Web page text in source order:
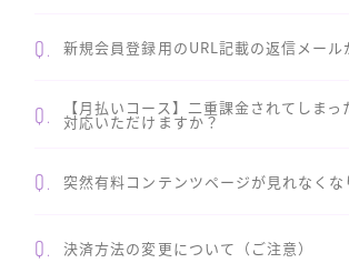
Q. 新規会員登録用のURL記載の返信メール
Q. 【月払いコース】二重課金されてしま
対応いただけますか？
Q. 突然有料コンテンツページが見れなく
Q. 決済方法の変更について（ご注意）